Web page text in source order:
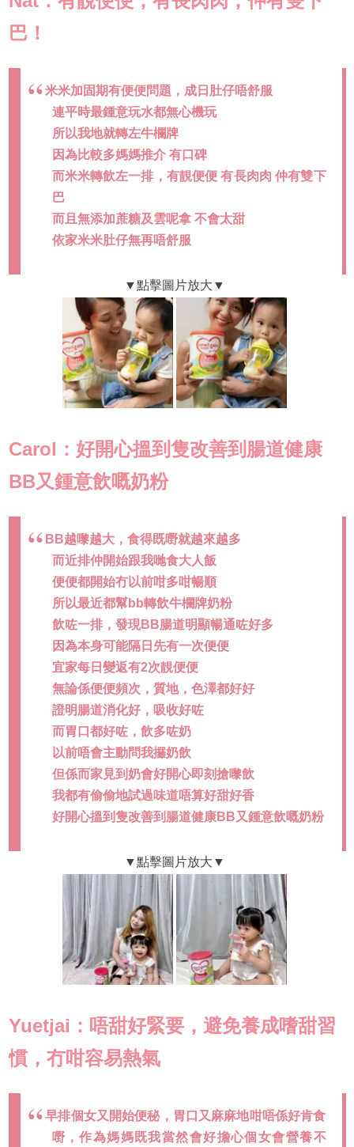
巴！
米米加固期有便便問題，成日肚仔唔舒服
連平時最鍾意玩水都無心機玩
所以我地就轉左牛欄牌
因為比較多媽媽推介 有口碑
而米米轉飲左一排，有靚便便 有長肉肉 仲有雙下
巴
而且無添加蔗糖及雲呢拿 不會太甜
依家米米肚仔無再唔舒服
Carol：好開心搵到隻改善到腸道健康
BB又鍾意飲嘅奶粉
BB越嚟越大，食得既嘢就越來越多
而近排仲開始跟我哋食大人飯
便便都開始冇以前咁多咁暢順
所以最近都幫bb轉飲牛欄牌奶粉
飲咗一排，發現BB腸道明顯暢通咗好多
因為本身可能隔日先有一次便便
宜家每日變返有2次靚便便
無論係便便頻次，質地，色澤都好好
證明腸道消化好，吸收好咗
而胃口都好咗，飲多咗奶
以前唔會主動問我攞奶飲
但係而家見到奶會好開心即刻搶嚟飲
我都有偷偷地試過味道唔算好甜好香
好開心搵到隻改善到腸道健康BB又鍾意飲嘅奶粉
Yuetjai：唔甜好緊要，避免養成嗜甜習
慣，冇咁容易熱氣
早排個女又開始便秘，胃口又麻麻地咁唔係好肯食
嘢，作為媽媽既我當然會好擔心個女會營養不